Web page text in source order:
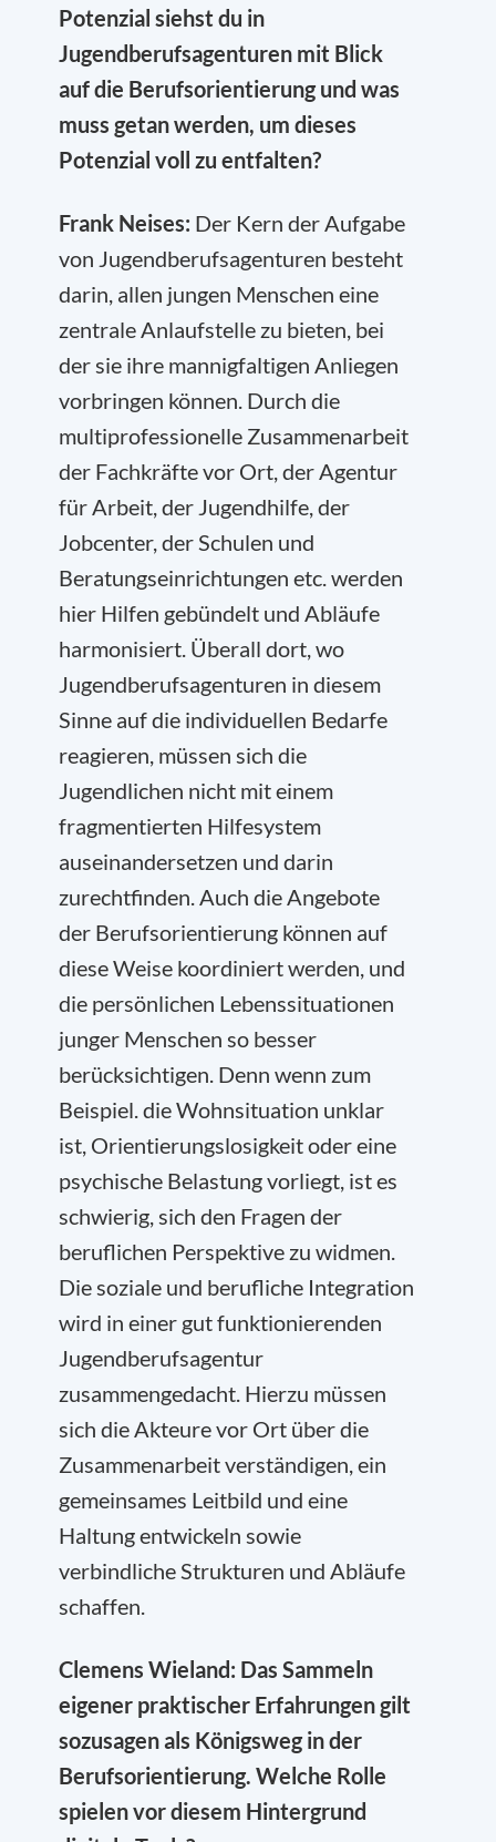
Potenzial siehst du in
Jugendberufsagenturen mit Blick
auf die Berufsorientierung und was
muss getan werden, um dieses
Potenzial voll zu entfalten?
Frank Neises: Der Kern der Aufgabe
von Jugendberufsagenturen besteht
darin, allen jungen Menschen eine
zentrale Anlaufstelle zu bieten, bei
der sie ihre mannigfaltigen Anliegen
vorbringen können. Durch die
multiprofessionelle Zusammenarbeit
der Fachkräfte vor Ort, der Agentur
für Arbeit, der Jugendhilfe, der
Jobcenter, der Schulen und
Beratungseinrichtungen etc. werden
hier Hilfen gebündelt und Abläufe
harmonisiert. Überall dort, wo
Jugendberufsagenturen in diesem
Sinne auf die individuellen Bedarfe
reagieren, müssen sich die
Jugendlichen nicht mit einem
fragmentierten Hilfesystem
auseinandersetzen und darin
zurechtfinden. Auch die Angebote
der Berufsorientierung können auf
diese Weise koordiniert werden, und
die persönlichen Lebenssituationen
junger Menschen so besser
berücksichtigen. Denn wenn zum
Beispiel. die Wohnsituation unklar
ist, Orientierungslosigkeit oder eine
psychische Belastung vorliegt, ist es
schwierig, sich den Fragen der
beruflichen Perspektive zu widmen.
Die soziale und berufliche Integration
wird in einer gut funktionierenden
Jugendberufsagentur
zusammengedacht. Hierzu müssen
sich die Akteure vor Ort über die
Zusammenarbeit verständigen, ein
gemeinsames Leitbild und eine
Haltung entwickeln sowie
verbindliche Strukturen und Abläufe
schaffen.
Clemens Wieland: Das Sammeln
eigener praktischer Erfahrungen gilt
sozusagen als Königsweg in der
Berufsorientierung. Welche Rolle
spielen vor diesem Hintergrund